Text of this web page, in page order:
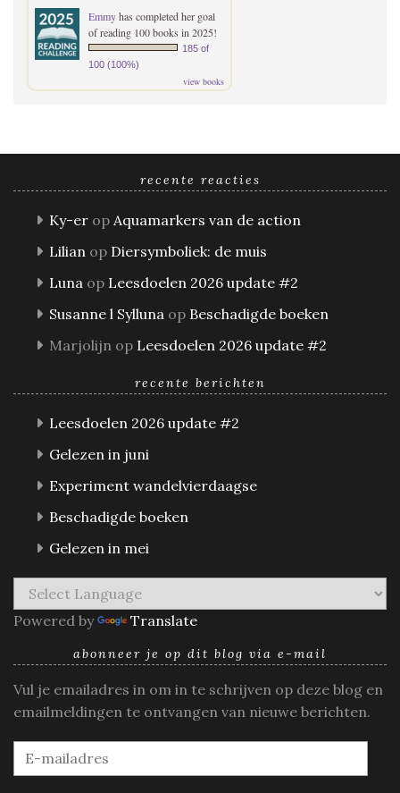
Emmyhas completed her goal
of reading 100 books in 2025!
185 of
100 (100%)
view books
recente reacties
Ky-er op Aquamarkers van de action
Lilian op Diersymboliek: de muis
Luna op Leesdoelen 2026 update #2
Susanne l Sylluna op Beschadigde boeken
Marjolijn op Leesdoelen 2026 update #2
recente berichten
Leesdoelen 2026 update #2
Gelezen in juni
Experiment wandelvierdaagse
Beschadigde boeken
Gelezen in mei
Powered by Translate
abonneer je op dit blog via e-mail
Vul je emailadres in om in te schrijven op deze blog en
emailmeldingen te ontvangen van nieuwe berichten.
E-
mailadres